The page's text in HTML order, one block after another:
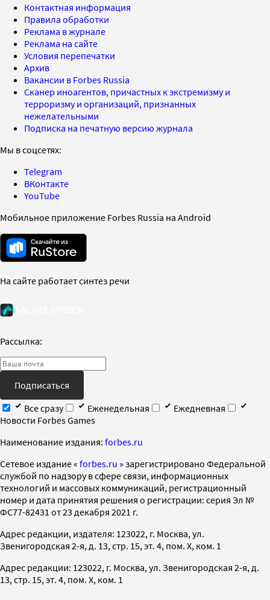
Контактная информация
Правила обработки
Реклама в журнале
Реклама на сайте
Условия перепечатки
Архив
Вакансии в Forbes Russia
Сканер иноагентов, причастных к экстремизму и
терроризму и организаций, признанных
нежелательными
Подписка на печатную версию журнала
Мы в соцсетях:
Telegram
ВКонтакте
YouTube
Мобильное приложение Forbes Russia на Android
На сайте работает синтез речи
Рассылка:
Подписаться
Все сразу
Еженедельная
Ежедневная
Новости Forbes Games
Наименование издания: forbes.ru
Cетевое издание « forbes.ru » зарегистрировано Федеральной
службой по надзору в сфере связи, информационных
технологий и массовых коммуникаций, регистрационный
номер и дата принятия решения о регистрации: серия Эл №
ФС77-82431 от 23 декабря 2021 г.
Адрес редакции, издателя: 123022, г. Москва, ул.
Звенигородская 2-я, д. 13, стр. 15, эт. 4, пом. X, ком. 1
Адрес редакции: 123022, г. Москва, ул. Звенигородская 2-я, д.
13, стр. 15, эт. 4, пом. X, ком. 1